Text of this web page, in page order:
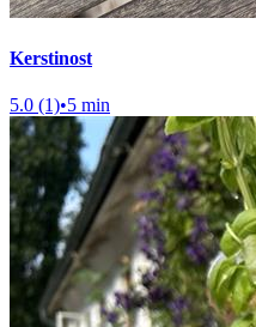
Kerstinost
5.0 (1)•5 min